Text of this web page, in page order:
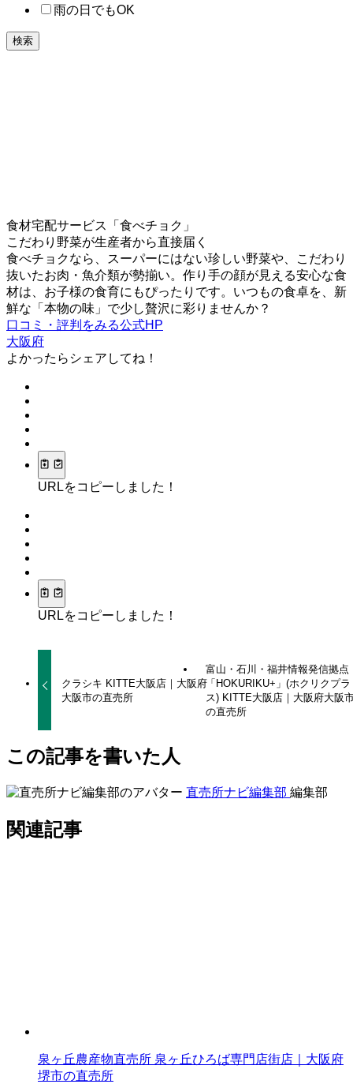
雨の日でもOK
検索
食材宅配サービス「食べチョク」
こだわり野菜が生産者から直接届く
食べチョクなら、スーパーにはない珍しい野菜や、こだわり
抜いたお肉・魚介類が勢揃い。作り手の顔が見える安心な食
材は、お子様の食育にもぴったりです。いつもの食卓を、新
鮮な「本物の味」で少し贅沢に彩りませんか？
口コミ・評判をみる公式HP
大阪府
よかったらシェアしてね！
URLをコピーしました！
URLをコピーしました！
クラシキ KITTE大阪店｜大阪府
大阪市の直売所
富山・石川・福井情報発信拠点
「HOKURIKU+」(ホクリクプラ
ス) KITTE大阪店｜大阪府大阪
の直売所
この記事を書いた人
直売所ナビ編集部 編集部
関連記事
泉ヶ丘農産物直売所 泉ヶ丘ひろば専門店街店｜大阪府
堺市の直売所